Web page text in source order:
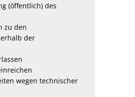
(öffentlich) des
zu den
der
wegen technischer